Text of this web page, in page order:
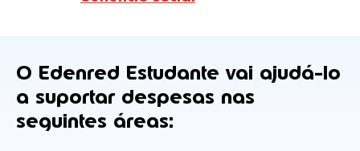
O Edenred Estudante vai ajudá-lo
a suportar despesas nas
seguintes áreas: